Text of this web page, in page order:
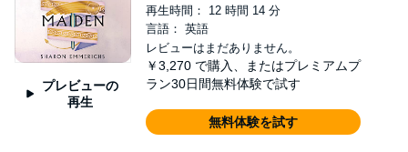
プレビューの
再生
再生時間： 12 時間 14 分
言語： 英語
レビューはまだありません。
￥3,270 で購入、またはプレミアムプ
ラン30日間無料体験で試す
無料体験を試す